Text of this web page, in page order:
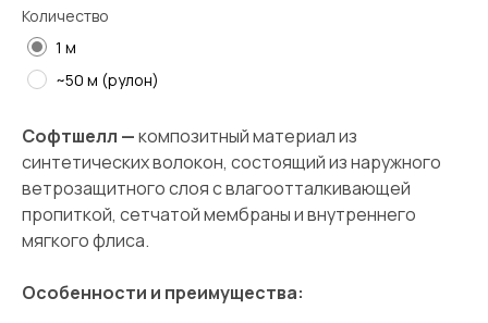
Количество
1 м
~50 м (рулон)
Софтшелл —композитный материал из
синтетических волокон, состоящий из наружного
ветрозащитного слоя с влагоотталкивающей
пропиткой, сетчатой мембраны и внутреннего
мягкого флиса.
Особенности и преимущества: